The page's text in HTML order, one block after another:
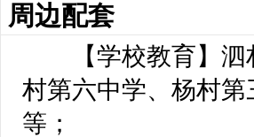
周边配套
【学校教育】泗
村第六中学、杨村
等；